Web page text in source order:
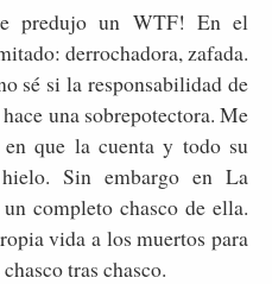
predujo un WTF! En el
derrochadora, zafada.
sé si la responsabilidad de
una sobrepotectora. Me
que la cuenta y todo su
Sin embargo en La
completo chasco de ella.
vida a los muertos para
tras chasco.